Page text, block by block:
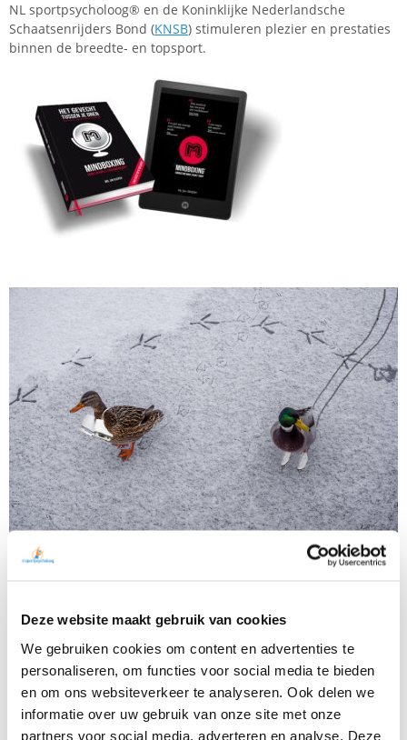
Deze website maakt gebruik van cookies
We gebruiken cookies om content en advertenties te
personaliseren, om functies voor social media te bieden
en om ons websiteverkeer te analyseren. Ook delen we
informatie over uw gebruik van onze site met onze
partners voor social media, adverteren en analyse. Deze
NL sportpsycholoog® en de Koninklijke Nederlandsche
Schaatsenrijders Bond (KNSB) stimuleren plezier en prestaties
binnen de breedte- en topsport.